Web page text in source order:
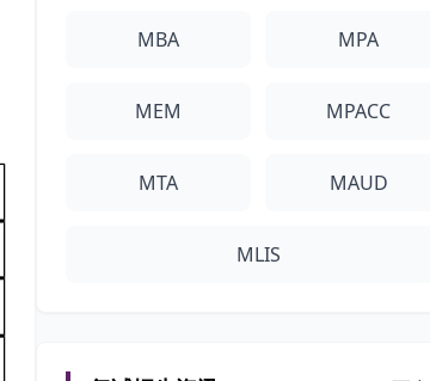
MBA MPA
MEM MPACC
MTA MAUD
MLIS